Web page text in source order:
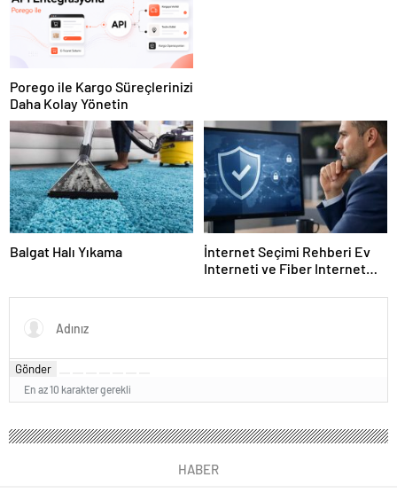
Porego ile Kargo Süreçlerinizi
Daha Kolay Yönetin
Balgat Halı Yıkama
İnternet Seçimi Rehberi Ev
Interneti ve Fiber Internet
Gönder
En az 10 karakter gerekli
HABER